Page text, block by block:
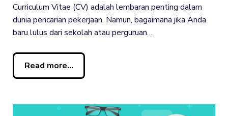
Curriculum Vitae (CV) adalah lembaran penting dalam
dunia pencarian pekerjaan. Namun, bagaimana jika Anda
baru lulus dari sekolah atau perguruan…
Read more...